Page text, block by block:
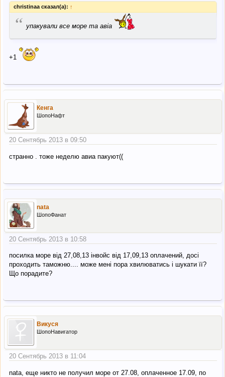
christinaa сказал(а): ↑
“ упакували все море та авіа
+1
Кенга
ШопоНафт
20 Сентябрь 2013 в 09:50
странно . тоже неделю авиа пакуют((
nata
ШопоФанат
20 Сентябрь 2013 в 10:58
посилка море від 27,08,13 інвойс від 17,09,13 оплачений, досі
проходить таможню.... може мені пора хвилюватись і шукати її?
Що порадите?
Викуся
ШопоНавигатор
20 Сентябрь 2013 в 11:04
nata, еще никто не получил море от 27.08, оплаченное 17.09, по